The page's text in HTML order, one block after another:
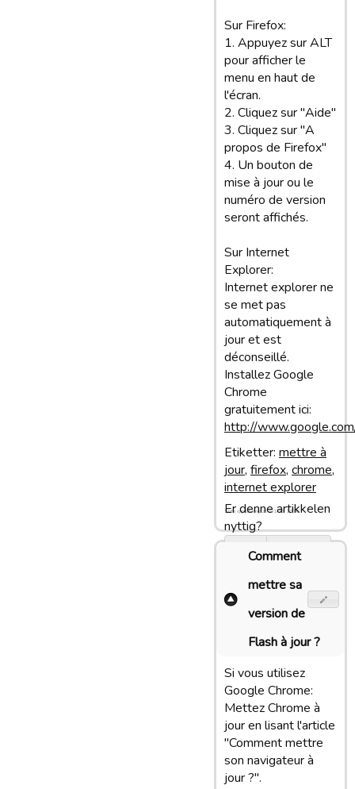
Sur Firefox:
1. Appuyez sur ALT
pour afficher le
menu en haut de
l'écran.
2. Cliquez sur "Aide"
3. Cliquez sur "A
propos de Firefox"
4. Un bouton de
mise à jour ou le
numéro de version
seront affichés.
Sur Internet
Explorer:
Internet explorer ne
se met pas
automatiquement à
jour et est
déconseillé.
Installez Google
Chrome
gratuitement ici:
http://
Etiketter: mettre à
jour, firefox, chrome,
internet explorer
Er denne artikkelen
nyttig?
Ja Ingen
Siste oppdatering: 27/01/13 13:36
Comment
mettre sa
version de
Flash à jour ?
Si vous utilisez
Google Chrome:
Mettez Chrome à
jour en lisant l'article
"Comment mettre
son navigateur à
jour ?".